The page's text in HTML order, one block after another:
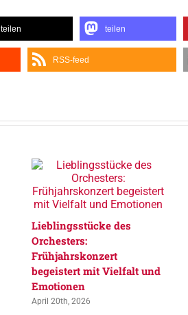
teilen teilen
RSS-feed
Lieblingsstücke des
Orchesters:
Frühjahrskonzert
begeistert mit Vielfalt und
Emotionen
April 20th, 2026